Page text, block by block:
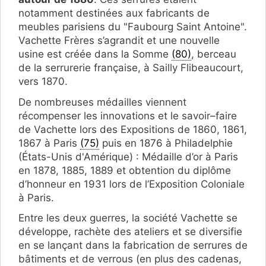
notamment destinées aux fabricants de
meubles parisiens du "Faubourg Saint Antoine".
Vachette Frères s’agrandit et une nouvelle
usine est créée dans la Somme (80), berceau
de la serrurerie française, à Sailly Flibeaucourt,
vers 1870.
De nombreuses médailles viennent
récompenser les innovations et le savoir–faire
de Vachette lors des Expositions de 1860, 1861,
1867 à Paris (75) puis en 1876 à Philadelphie
(États-Unis d'Amérique) : Médaille d’or à Paris
en 1878, 1885, 1889 et obtention du diplôme
d’honneur en 1931 lors de l’Exposition Coloniale
à Paris.
Entre les deux guerres, la société Vachette se
développe, rachète des ateliers et se diversifie
en se lançant dans la fabrication de serrures de
bâtiments et de verrous (en plus des cadenas,